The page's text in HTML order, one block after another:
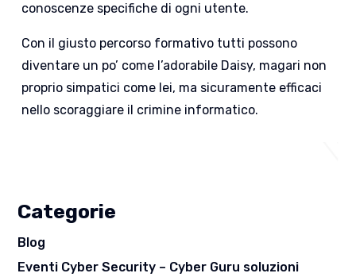
Categorie
Blog
Eventi Cyber Security – Cyber Guru soluzioni
conoscenze specifiche di ogni utente.
Con il giusto percorso formativo tutti possono
diventare un po’ come l’adorabile Daisy, magari non
proprio simpatici come lei, ma sicuramente efficaci
nello scoraggiare il crimine informatico.